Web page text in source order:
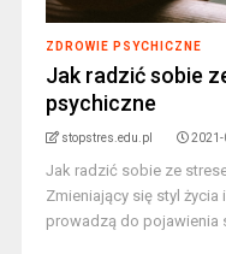
ZDROWIE PSYCHICZNE
Jak radzić sobie
psychiczne
stopstres.edu.pl 2021-
Jak radzić sobie ze
Zmieniający się styl
prowadzą do pojawienia